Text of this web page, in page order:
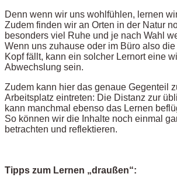
Denn wenn wir uns wohlfühlen, lernen
Zudem finden wir an Orten in der Natur
besonders viel Ruhe und je nach Wahl
Wenn uns zuhause oder im Büro also
Kopf fällt, kann ein solcher Lernort eine
Abwechslung sein.
Zudem kann hier das genaue Gegenteil
Arbeitsplatz eintreten: Die Distanz zur
kann manchmal ebenso das Lernen
So können wir die Inhalte noch einmal
betrachten und reflektieren.
Tipps zum Lernen „draußen“: